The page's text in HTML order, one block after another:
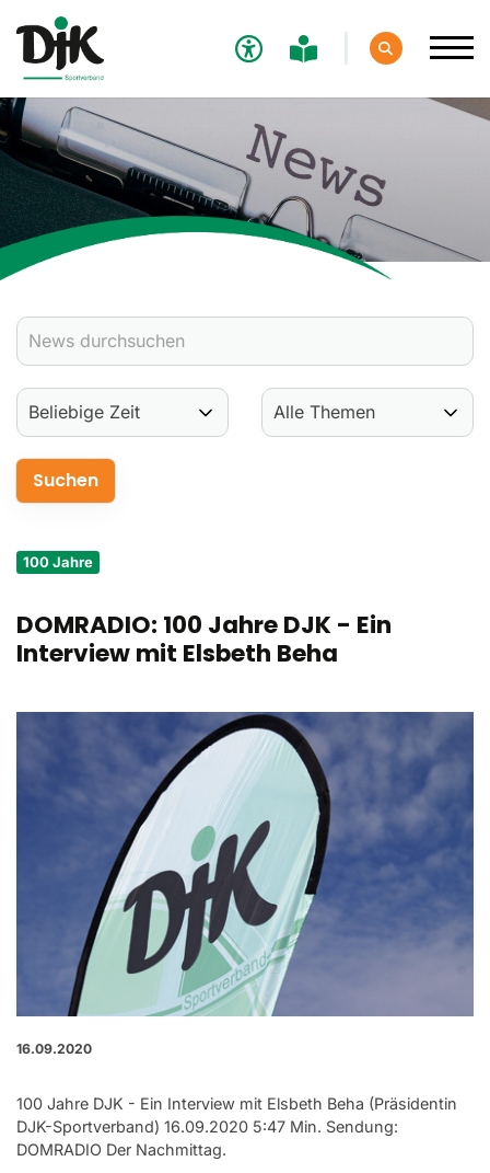
100 Jahre
DOMRADIO: 100 Jahre DJK - Ein
Interview mit Elsbeth Beha
16.09.2020
100 Jahre DJK - Ein Interview mit Elsbeth Beha (Präsidentin
DJK-Sportverband) 16.09.2020 5:47 Min. Sendung:
DOMRADIO Der Nachmittag.
Verband
Aktuelles
Verbands-News
Termine
Verantwortung
Aus- und Fortbildungen
Kontakt